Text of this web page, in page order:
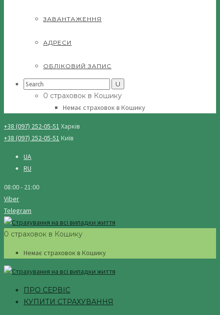
ЗАВАНТАЖЕННЯ
АДРЕСИ
ОБЛІКОВИЙ ЗАПИС
Search
0 страховок в Кошику
Немає страховок в Кошику
+38 (097) 252-05-51 Харків
+38 (097) 252-05-51 Київ
UA
RU
08:00 - 21:00
Viber
Telegram
0 страховок в Кошику
Немає страховок в Кошику
ПРО СЕРВІС
КУПИТИ СТРАХУВАННЯ